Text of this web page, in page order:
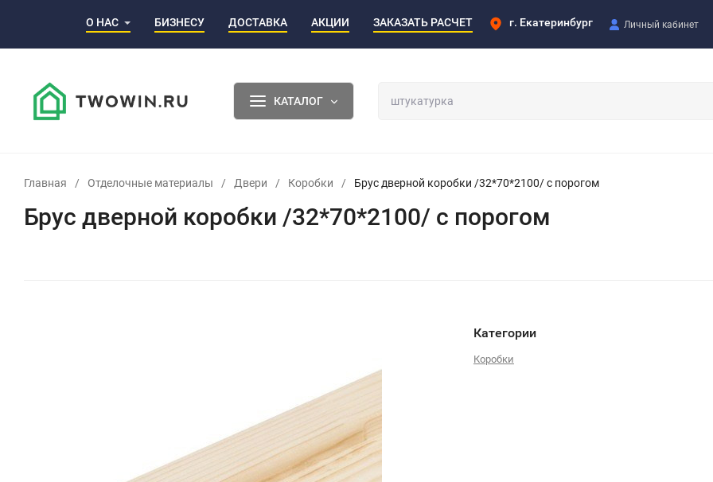
О НАС БИЗНЕСУ ДОСТАВКА АКЦИИ ЗАКАЗАТЬ РАСЧЕТ г. Екатеринбург Личный кабинет
КАТАЛОГ
Главная / Отделочные материалы / Двери / Коробки / Брус дверной коробки /32*70*2100/ с порогом
Брус дверной коробки /32*70*2100/ с порогом
Категории
Коробки